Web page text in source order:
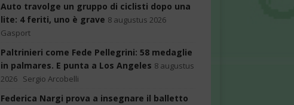
Auto travolge un gruppo di ciclisti dopo una
lite: 4 feriti, uno è grave 8 augustus 2026
Gasport
Paltrinieri come Fede Pellegrini: 58 medaglie
in palmares. E punta a Los Angeles 8 augustus
2026 Sergio Arcobelli
Federica Nargi prova a insegnare il balletto